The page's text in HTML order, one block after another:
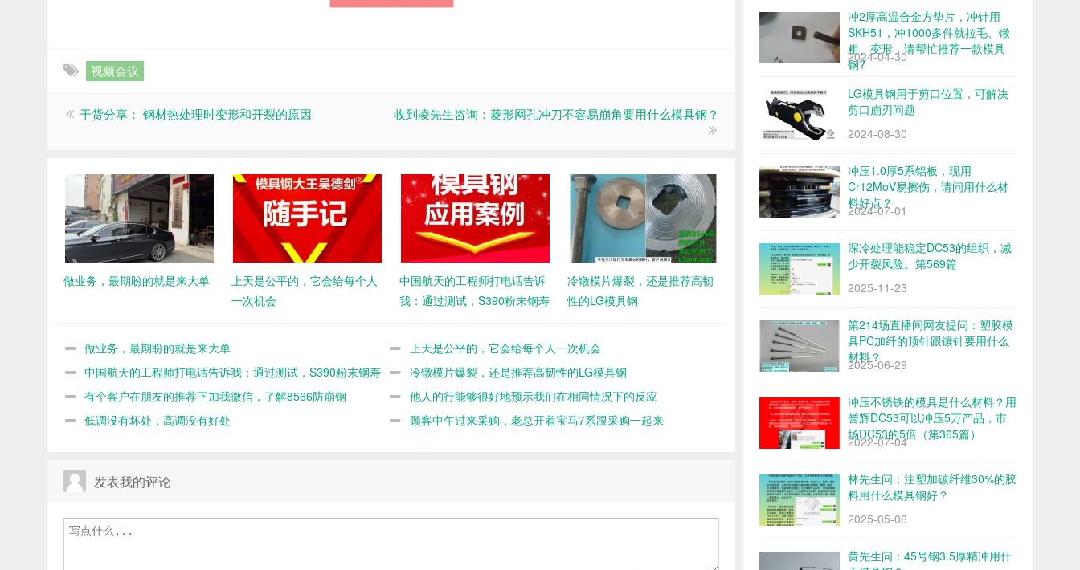
视频会议
干货分享： 钢材热处理时变形和开裂的原因 收到凌先生咨询：菱形网孔冲刀不容易崩角要用什么模具钢？
做业务，最期盼的就是来大单
上天是公平的，它会给每个人
一次机会
中国航天的工程师打电话告诉
我：通过测试，S390粉末钢寿
冷镦模片爆裂，还是推荐高韧
性的LG模具钢
做业务，最期盼的就是来大单
上天是公平的，它会给每个人一次机会
中国航天的工程师打电话告诉我：通过测试，S390粉末钢寿
命不如8566
冷镦模片爆裂，还是推荐高韧性的LG模具钢
有个客户在朋友的推荐下加我微信，了解8566防崩钢
他人的行能够很好地预示我们在相同情况下的反应
低调没有坏处，高调没有好处
顾客中午过来采购，老总开着宝马7系跟采购一起来
发表我的评论
冲2厚高温合金方垫片，冲针用
SKH51，冲1000多件就拉毛、镦
粗、变形，请帮忙推荐一款模具
钢?
2024-04-30
LG模具钢用于剪口位置，可解决
剪口崩刃问题
2024-08-30
冲压1.0厚5系铝板，现用
Cr12MoV易擦伤，请问用什么材
料好点？
2024-07-01
深冷处理能稳定DC53的组织，减
少开裂风险。第569篇
2025-11-23
第214场直播间网友提问：塑胶模
具PC加纤的顶针跟镶针要用什么
材料？
2025-06-29
冲压不锈铁的模具是什么材料？用
誉辉DC53可以冲压5万产品，市
场DC53的5倍（第365篇）
2022-07-04
林先生问：注塑加碳纤维30%的胶
料用什么模具钢好？
2025-05-06
黄先生问：45号钢3.5厚精冲用什